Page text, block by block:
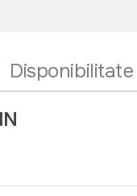
Disponibilitate